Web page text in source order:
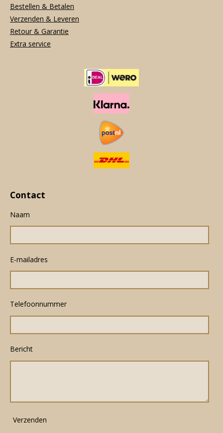
Bestellen & Betalen
Verzenden & Leveren
Retour & Garantie
Extra service
Contact
Naam
E-mailadres
Telefoonnummer
Bericht
Verzenden